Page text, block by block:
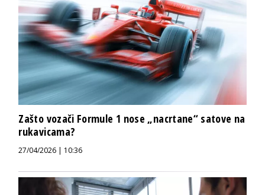
Zašto vozači Formule 1 nose „nacrtane“ satove na
rukavicama?
27/04/2026 | 10:36